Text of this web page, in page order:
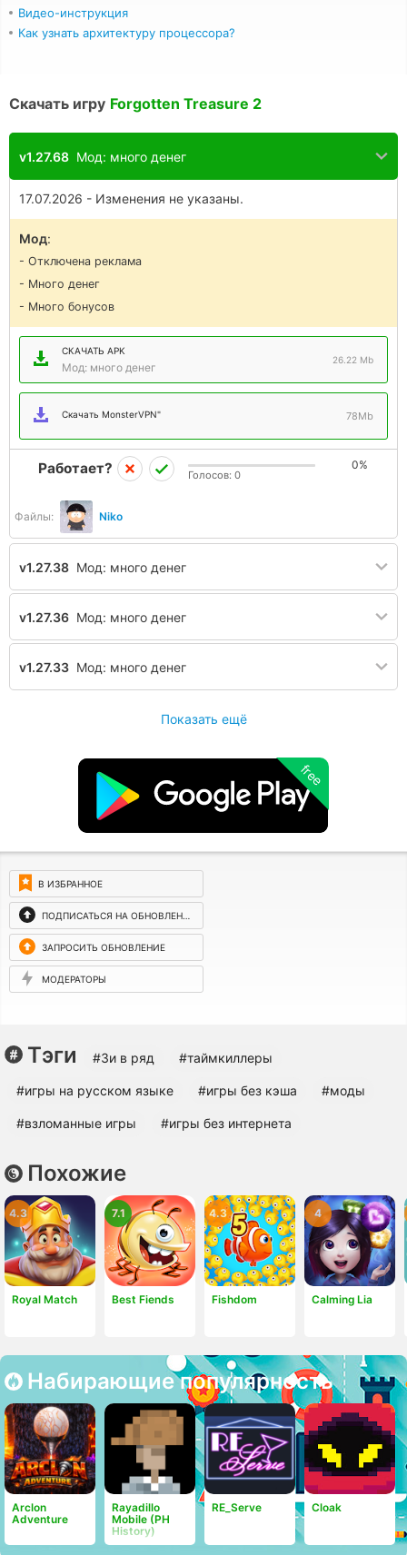
Видео-инструкция
Как узнать архитектуру процессора?
Скачать игру Forgotten Treasure 2
v1.27.68 Мод: много денег
17.07.2026 - Изменения не указаны.
Мод:
- Отключена реклама
- Много денег
- Много бонусов
СКАЧАТЬ APK
Мод: много денег
26.22 Mb
Скачать MonsterVPN" 78Mb
Файлы: Niko
Работает? 0%
Голосов: 0
v1.27.38 Мод: много денег
v1.27.36 Мод: много денег
v1.27.33 Мод: много денег
Показать ещё
free
В ИЗБРАННОЕ
ПОДПИСАТЬСЯ НА ОБНОВЛЕНИЯ
ЗАПРОСИТЬ ОБНОВЛЕНИЕ
МОДЕРАТОРЫ
Тэги #3и в ряд #таймкиллеры
#игры на русском языке #игры без кэша #моды
#взломанные игры #игры без интернета
Похожие
Royal Match
4.3
Best Fiends
7.1
Fishdom
4.3
Calming Lia
4
Набирающие популярность
Arclon
Adventure
Rayadillo
Mobile (PH
History)
RE_Serve Cloak